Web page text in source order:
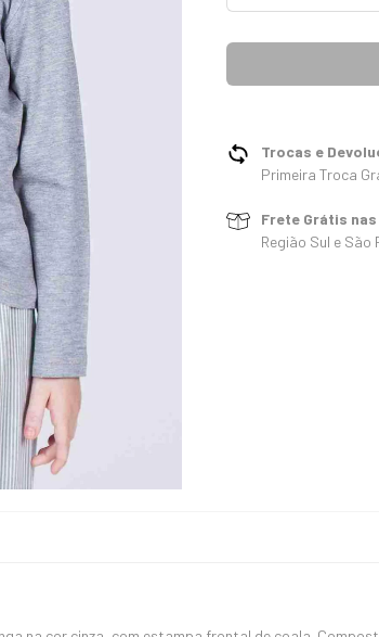
Trocas e
Primeira Troca
Frete Grátis
Região Sul e São